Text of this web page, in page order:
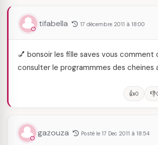
tifabella 17 décembre 2011 à 18:00
💅 bonsoir les fille saves vous comment
consulter le programmmes des cheines
👍0 👎
gazouza Posté le 17 Dec 2011 à 18:54